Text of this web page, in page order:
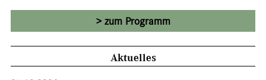
zum Programm
Aktuelles